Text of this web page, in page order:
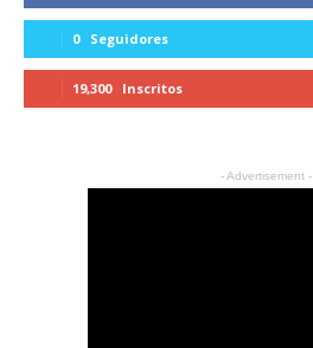
0 Seguidores
19,300 Inscritos
- Advertisement -